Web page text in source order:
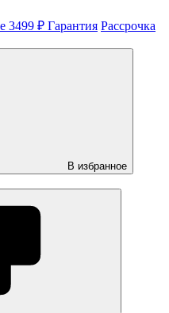
3499 ₽ Гарантия Рассрочка
В избранное